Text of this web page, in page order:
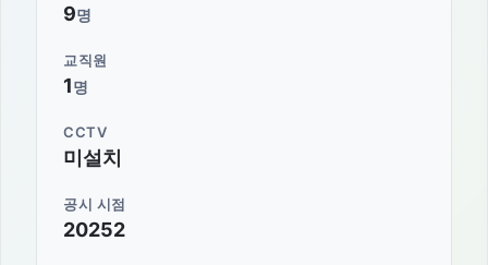
9명
교직원
1명
CCTV
미설치
공시 시점
20252